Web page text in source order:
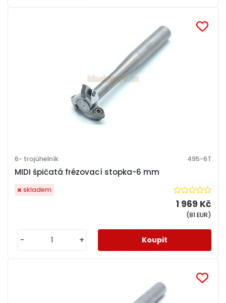
MIDI špičatá frézovací stopka-6 mm
6- trojúhelník 495-6T
1 969 Kč
(81 EUR)
skladem
- +